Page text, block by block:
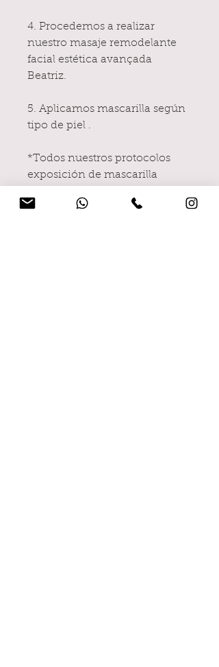
4. Procedemos a realizar
nuestro masaje remodelante
facial estética avançada
Beatriz.
5. Aplicamos mascarilla según
tipo de piel .
*Todos nuestros protocolos
exposición de mascarilla
manos